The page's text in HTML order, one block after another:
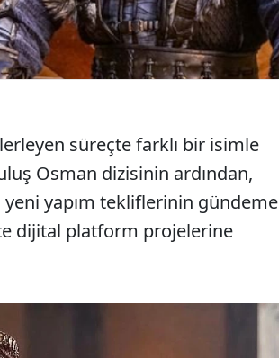
süreçte farklı bir isimle
Osman dizisinin ardından,
yapım tekliflerinin gündeme
dijital platform projelerine